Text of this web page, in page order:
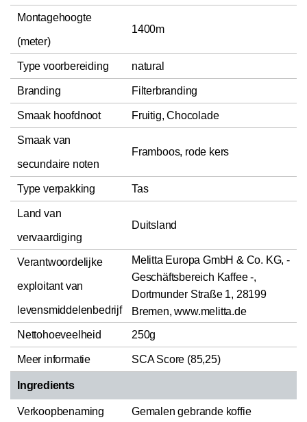
Montagehoogte
(meter)
1400m
Type voorbereiding natural
Branding Filterbranding
Smaak hoofdnoot Fruitig, Chocolade
Smaak van
secundaire noten
Framboos, rode kers
Type verpakking Tas
Land van
vervaardiging
Duitsland
Verantwoordelijke
exploitant van
levensmiddelenbedrijf
Melitta Europa GmbH & Co. KG, -
Geschäftsbereich Kaffee -,
Dortmunder Straße 1, 28199
Bremen, www.melitta.de
Nettohoeveelheid
250g
Meer informatie SCA Score (85,25)
Ingredients
Verkoopbenaming Gemalen gebrande koffie